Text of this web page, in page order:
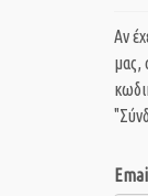
Αν
μας,